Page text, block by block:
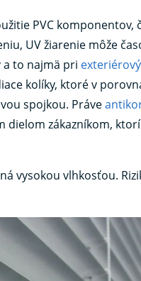
PVC komponentov,
UV žiarenie môže
a to najmä pri
kolíky, ktoré v
spojkou. Práve
zákazníkom,
vysokou vlhkosťou.